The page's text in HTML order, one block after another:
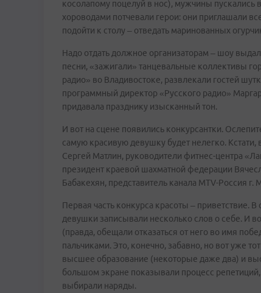
косолапому поцелуй в нос), мужчины
хороводами потчевали герои: они приглашали
подойти к столу – отведать маринованных
Надо отдать должное организаторам – шоу
песни, «зажигали» танцевальные коллективы
радио» во Владивостоке, развлекали гостей
программный директор «Русского радио»
придавала празднику изысканный тон.
И вот на сцене появились конкурсантки.
самую красивую девушку будет нелегко.
Сергей Матлин, руководители фитнес-центра
президент краевой шахматной федерации
Бабакехян, представитель канала MTV-Россия
Первая часть конкурса красоты – приветствие.
девушки записывали несколько слов о себе. И
(правда, обещали отказаться от него во имя
пальчиками. Это, конечно, забавно, но вот уже
высшее образование (некоторые даже два) и
большом экране показывали процесс репетиций,
выбирали наряды.